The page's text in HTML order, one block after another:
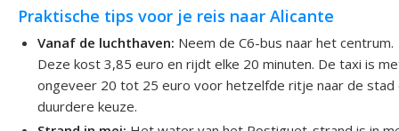
Praktische tips voor je reis naar Alicante
Vanaf de luchthaven: Neem de C6-bus naar het centrum.
Deze kost 3,85 euro en rijdt elke 20 minuten. De taxi is
ongeveer 20 tot 25 euro voor hetzelfde ritje naar de stad
duurdere keuze.